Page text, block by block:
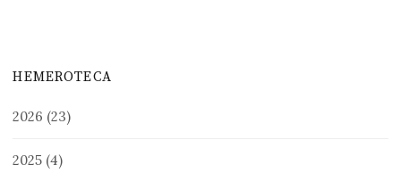
HEMEROTECA
2026 (23)
2025 (4)